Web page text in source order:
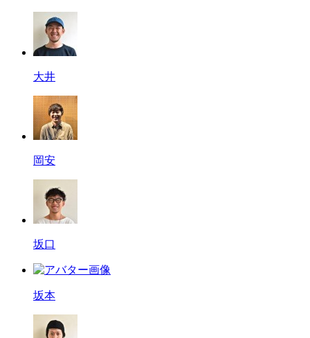
大井
岡安
坂口
坂本